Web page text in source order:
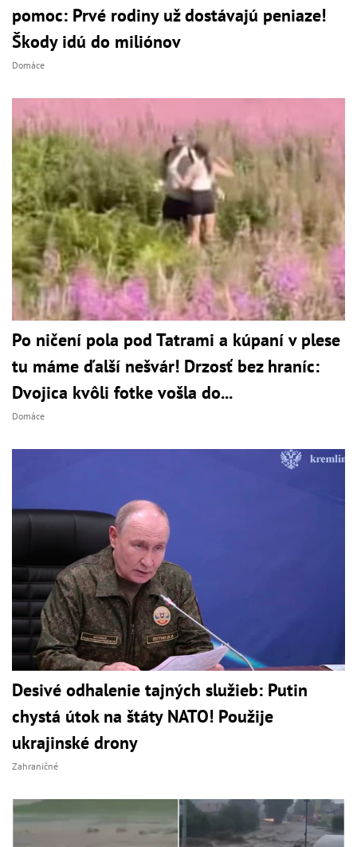
pomoc: Prvé rodiny už dostávajú peniaze!
Škody idú do miliónov
Domáce
Po ničení pola pod Tatrami a kúpaní v plese
tu máme ďalší nešvár! Drzosť bez hraníc:
Dvojica kvôli fotke vošla do...
Domáce
Desivé odhalenie tajných služieb: Putin
chystá útok na štáty NATO! Použije
ukrajinské drony
Zahraničné